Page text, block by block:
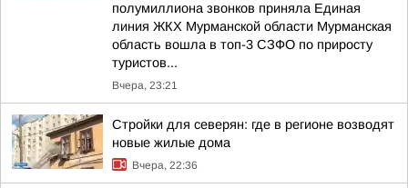
полумиллиона звонков приняла Единая
линия ЖКХ Мурманской области Мурманская
область вошла в топ-3 СЗФО по приросту
туристов...
Вчера, 23:21
Стройки для северян: где в регионе возводят
новые жилые дома
Вчера, 22:36